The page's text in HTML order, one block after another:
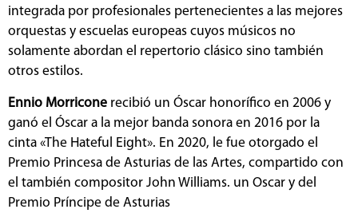
integrada por profesionales pertenecientes a las mejores
orquestas y escuelas europeas cuyos músicos no
solamente abordan el repertorio clásico sino también
otros estilos.
Ennio Morricone recibió un Óscar honorífico en 2006 y
ganó el Óscar a la mejor banda sonora en 2016 por la
cinta «The Hateful Eight». En 2020, le fue otorgado el
Premio Princesa de Asturias de las Artes, compartido con
el también compositor John Williams. un Oscar y del
Premio Príncipe de Asturias